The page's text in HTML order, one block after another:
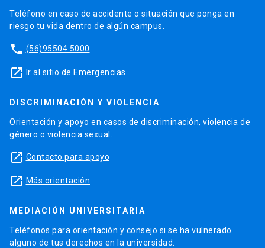
Teléfono en caso de accidente o situación que ponga en
riesgo tu vida dentro de algún campus.
phone (56)95504 5000
launch Ir al sitio de Emergencias
DISCRIMINACIÓN Y VIOLENCIA
Orientación y apoyo en casos de discriminación, violencia de
género o violencia sexual.
launch Contacto para apoyo
launch Más orientación
MEDIACIÓN UNIVERSITARIA
Teléfonos para orientación y consejo si se ha vulnerado
alguno de tus derechos en la universidad.